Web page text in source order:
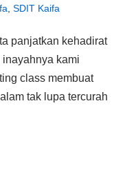
SDIT Kaifa
panjatkan kehadirat
kami
class membuat
tak lupa tercurah